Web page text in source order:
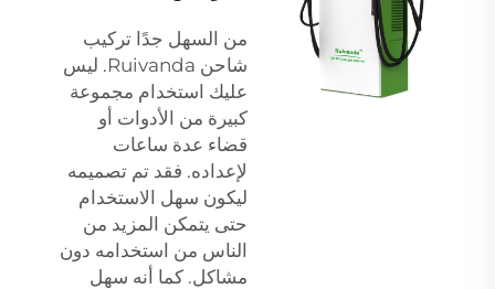
من السهل جدًا تركيب
شاحن Ruivanda. ليس
عليك استخدام مجموعة
كبيرة من الأدوات أو
قضاء عدة ساعات
لإعداده. فقد تم تصميمه
ليكون سهل الاستخدام
حتى يتمكن المزيد من
الناس من استخدامه دون
مشاكل. كما أنه سهل